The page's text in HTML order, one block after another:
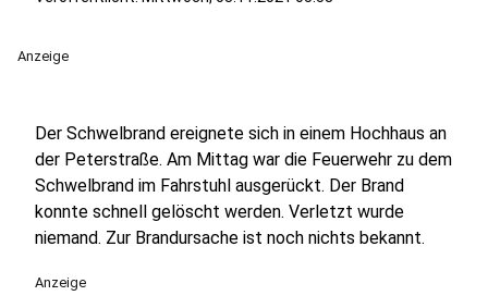
Anzeige
Der Schwelbrand ereignete sich in einem Hochhaus an
der Peterstraße. Am Mittag war die Feuerwehr zu dem
Schwelbrand im Fahrstuhl ausgerückt. Der Brand
konnte schnell gelöscht werden. Verletzt wurde
niemand. Zur Brandursache ist noch nichts bekannt.
Anzeige